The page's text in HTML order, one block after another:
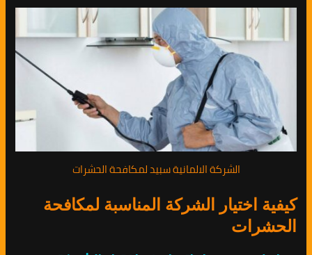
الشركة الالمانية سبيد لمكافحة الحشرات
كيفية اختيار الشركة المناسبة لمكافحة
الحشرات